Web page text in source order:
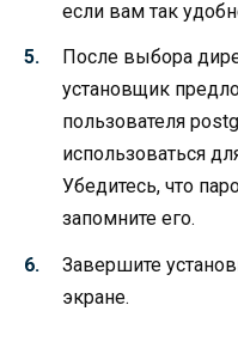
если вам так
После выбора
установщик
пользователя
использоваться
Убедитесь, что
запомните его.
Завершите
экране.